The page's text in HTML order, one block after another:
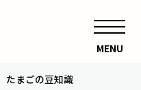
MENU
たまごの豆知識